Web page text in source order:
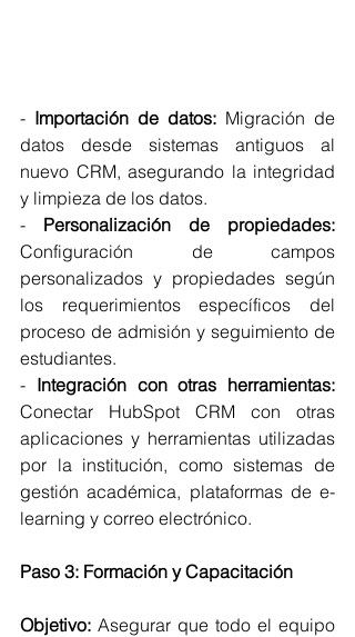
- Importación de datos: Migración de
datos desde sistemas antiguos al
nuevo CRM, asegurando la integridad
y limpieza de los datos.
- Personalización de propiedades:
Configuración de campos
personalizados y propiedades según
los requerimientos específicos del
proceso de admisión y seguimiento de
estudiantes.
- Integración con otras herramientas:
Conectar HubSpot CRM con otras
aplicaciones y herramientas utilizadas
por la institución, como sistemas de
gestión académica, plataformas de e-
learning y correo electrónico.
Paso 3: Formación y Capacitación
Objetivo: Asegurar que todo el equipo